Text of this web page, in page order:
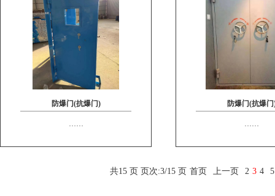
防爆门(抗爆门)
……
防爆门(抗爆门
……
共15 页 页次:3/15 页 首页 上一页 2 3 4 5